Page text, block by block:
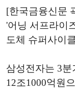
[한국금융신문
'어닝 서프라이
도체 슈퍼사이
삼성전자는 3분
12조1000억원